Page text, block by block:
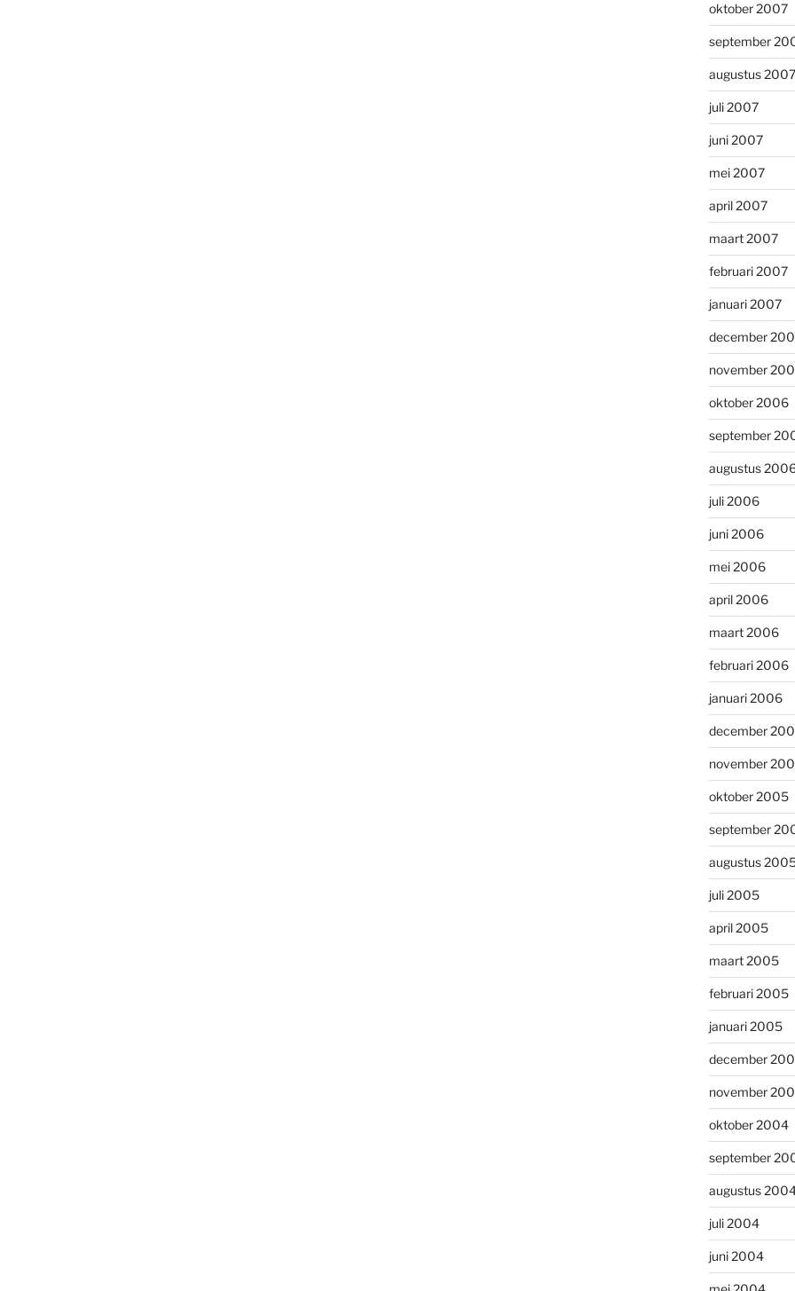
oktober 2007
september
augustus 2007
juli 2007
juni 2007
mei 2007
april 2007
maart 2007
februari 2007
januari 2007
december
november
oktober 2006
september
augustus
juli 2006
juni 2006
mei 2006
april 2006
maart 2006
februari 2006
januari 2006
december
november
oktober 2005
september
augustus
juli 2005
april 2005
maart 2005
februari 2005
januari 2005
december
november
oktober 2004
september
augustus
juli 2004
juni 2004